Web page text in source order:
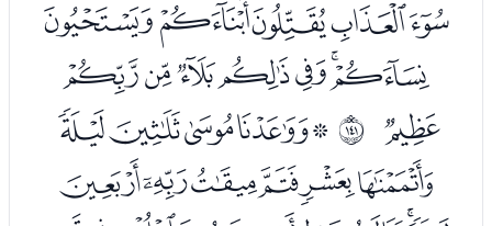
ﮆﮇﮈﮉﮊ
ﮋﮌﮍﮎﮏﮐﮑ
ﮒ ﲌ ﮔﮕﮖﮗﮘ
ﮙﮚﮛﮜﮝﮞ